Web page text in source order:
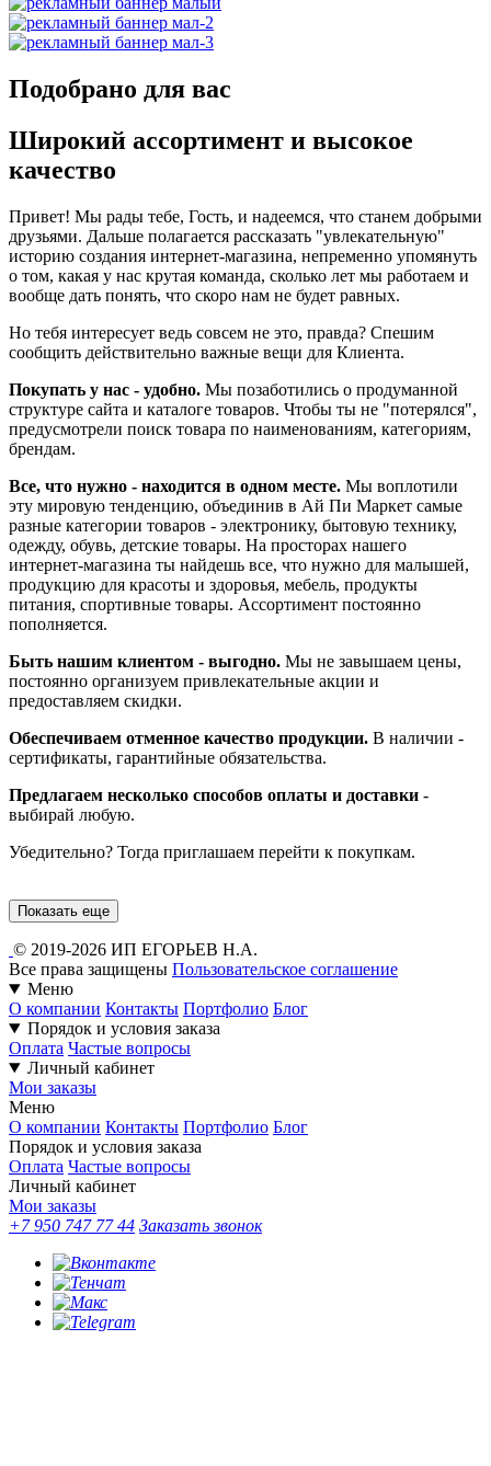
Подобрано для вас
Широкий ассортимент и высокое
качество
Привет! Мы рады тебе, Гость, и надеемся, что станем добрыми
друзьями. Дальше полагается рассказать "увлекательную"
историю создания интернет-магазина, непременно упомянуть
о том, какая у нас крутая команда, сколько лет мы работаем и
вообще дать понять, что скоро нам не будет равных.
Но тебя интересует ведь совсем не это, правда? Спешим
сообщить действительно важные вещи для Клиента.
Покупать у нас - удобно. Мы позаботились о продуманной
структуре сайта и каталоге товаров. Чтобы ты не "потерялся",
предусмотрели поиск товара по наименованиям, категориям,
брендам.
Все, что нужно - находится в одном месте. Мы воплотили
эту мировую тенденцию, объединив в Ай Пи Маркет самые
разные категории товаров - электронику, бытовую технику,
одежду, обувь, детские товары. На просторах нашего
интернет-магазина ты найдешь все, что нужно для малышей,
продукцию для красоты и здоровья, мебель, продукты
питания, спортивные товары. Ассортимент постоянно
пополняется.
Быть нашим клиентом - выгодно. Мы не завышаем цены,
постоянно организуем привлекательные акции и
предоставляем скидки.
Обеспечиваем отменное качество продукции. В наличии -
сертификаты, гарантийные обязательства.
Предлагаем несколько способов оплаты и доставки -
выбирай любую.
Убедительно? Тогда приглашаем перейти к покупкам.
Показать еще
© 2019-2026 ИП ЕГОРЬЕВ Н.А.
Все права защищены Пользовательское соглашение
Меню
О компании Контакты Портфолио Блог
Порядок и условия заказа
Оплата Частые вопросы
Личный кабинет
Мои заказы
Меню
О компании Контакты Портфолио Блог
Порядок и условия заказа
Оплата Частые вопросы
Личный кабинет
Мои заказы
+7 950 747 77 44 Заказать звонок